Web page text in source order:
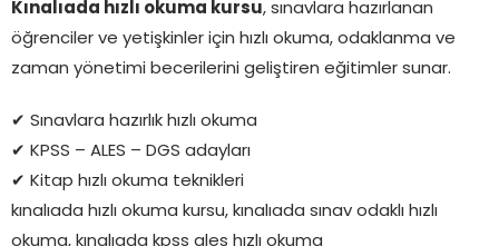
Kınalıada hızlı okuma kursu, sınavlara hazırlanan
öğrenciler ve yetişkinler için hızlı okuma, odaklanma ve
zaman yönetimi becerilerini geliştiren eğitimler sunar.
✔ Sınavlara hazırlık hızlı okuma
✔ KPSS – ALES – DGS adayları
✔ Kitap hızlı okuma teknikleri
kınalıada hızlı okuma kursu, kınalıada sınav odaklı hızlı
okuma, kınalıada kpss ales hızlı okuma